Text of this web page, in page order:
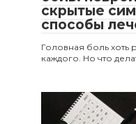
скрытые
способы
Головная боль хоть
каждого. Но что